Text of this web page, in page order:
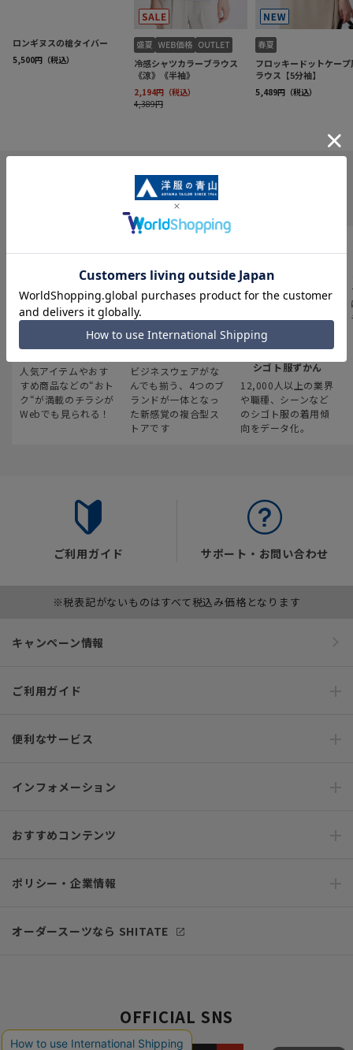
INFORMATION
最新のお買い得情報
人気アイテムやおす
すめ商品などの“おト
ク“が満載のチラシが
Webでも見られる！
スーツスクエア
ビジネスウェアがな
んでも揃う、4つのブ
ランドが一体となっ
た新感覚の複合型ス
トアです
みんなの
シゴト服ずかん
12,000人以上の業界
や職種、シーンなど
のシゴト服の着用傾
向をデータ化。
ご利用ガイド サポート・お問い合わせ
※税表記がないものはすべて税込み価格となります
キャンペーン情報
ご利用ガイド
便利なサービス
インフォメーション
おすすめコンテンツ
ポリシー・企業情報
オーダースーツなら SHITATE
OFFICIAL SNS